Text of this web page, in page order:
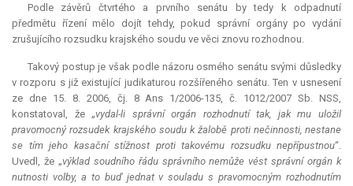
Podle závěrů čtvrtého a prvního senátu by tedy k odpadnutí
předmětu řízení mělo dojít tehdy, pokud správní orgány po vydání
zrušujícího rozsudku krajského soudu ve věci znovu rozhodnou.
Takový postup je však podle názoru osmého senátu svými důsledky
v rozporu s již existující judikaturou rozšířeného senátu. Ten v usnesení
ze dne 15. 8. 2006, čj. 8 Ans 1/2006-135, č. 1012/2007 Sb. NSS,
konstatoval, že „vydal-li správní orgán rozhodnutí tak, jak mu uložil
pravomocný rozsudek krajského soudu k žalobě proti nečinnosti, nestane
se tím jeho kasační stížnost proti takovému rozsudku nepřípustnou“.
Uvedl, že „výklad soudního řádu správního nemůže vést správní orgán k
nutnosti volby, a to buď jednat v souladu s pravomocným rozhodnutím